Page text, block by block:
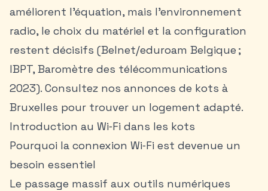
améliorent l’équation, mais l’environnement
radio, le choix du matériel et la configuration
restent décisifs (Belnet/eduroam Belgique ;
IBPT, Baromètre des télécommunications
2023). Consultez nos annonces de kots à
Bruxelles pour trouver un logement adapté.
Introduction au Wi‑Fi dans les kots
Pourquoi la connexion Wi‑Fi est devenue un
besoin essentiel
Le passage massif aux outils numériques